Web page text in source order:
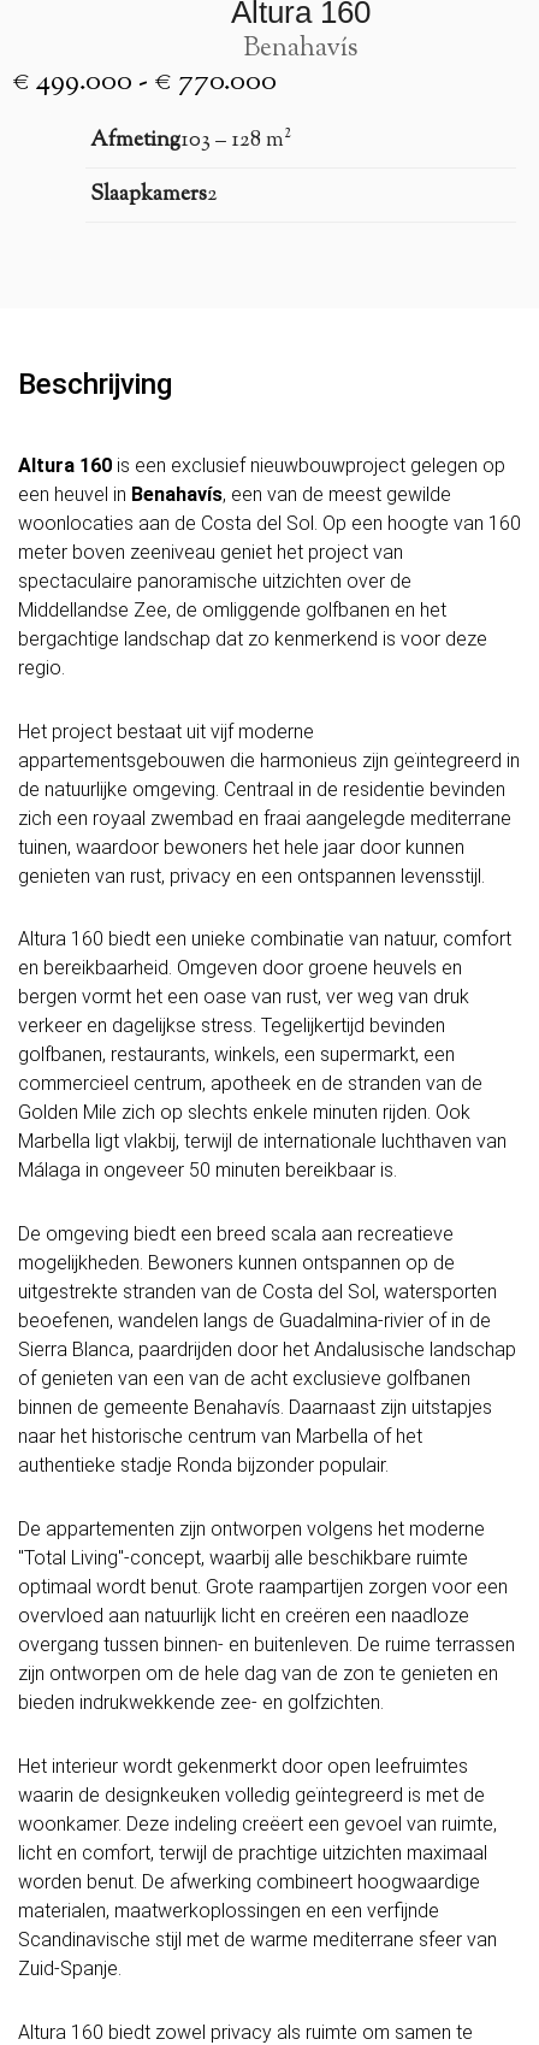
Altura 160
Benahavís
€ 499.000 - € 770.000
Afmeting103 – 128 m²
Slaapkamers2
Beschrijving
Altura 160 is een exclusief nieuwbouwproject gelegen op
een heuvel in Benahavís, een van de meest gewilde
woonlocaties aan de Costa del Sol. Op een hoogte van 160
meter boven zeeniveau geniet het project van
spectaculaire panoramische uitzichten over de
Middellandse Zee, de omliggende golfbanen en het
bergachtige landschap dat zo kenmerkend is voor deze
regio.
Het project bestaat uit vijf moderne
appartementsgebouwen die harmonieus zijn geïntegreerd in
de natuurlijke omgeving. Centraal in de residentie bevinden
zich een royaal zwembad en fraai aangelegde mediterrane
tuinen, waardoor bewoners het hele jaar door kunnen
genieten van rust, privacy en een ontspannen levensstijl.
Altura 160 biedt een unieke combinatie van natuur, comfort
en bereikbaarheid. Omgeven door groene heuvels en
bergen vormt het een oase van rust, ver weg van druk
verkeer en dagelijkse stress. Tegelijkertijd bevinden
golfbanen, restaurants, winkels, een supermarkt, een
commercieel centrum, apotheek en de stranden van de
Golden Mile zich op slechts enkele minuten rijden. Ook
Marbella ligt vlakbij, terwijl de internationale luchthaven van
Málaga in ongeveer 50 minuten bereikbaar is.
De omgeving biedt een breed scala aan recreatieve
mogelijkheden. Bewoners kunnen ontspannen op de
uitgestrekte stranden van de Costa del Sol, watersporten
beoefenen, wandelen langs de Guadalmina-rivier of in de
Sierra Blanca, paardrijden door het Andalusische landschap
of genieten van een van de acht exclusieve golfbanen
binnen de gemeente Benahavís. Daarnaast zijn uitstapjes
naar het historische centrum van Marbella of het
authentieke stadje Ronda bijzonder populair.
De appartementen zijn ontworpen volgens het moderne
"Total Living"-concept, waarbij alle beschikbare ruimte
optimaal wordt benut. Grote raampartijen zorgen voor een
overvloed aan natuurlijk licht en creëren een naadloze
overgang tussen binnen- en buitenleven. De ruime terrassen
zijn ontworpen om de hele dag van de zon te genieten en
bieden indrukwekkende zee- en golfzichten.
Het interieur wordt gekenmerkt door open leefruimtes
waarin de designkeuken volledig geïntegreerd is met de
woonkamer. Deze indeling creëert een gevoel van ruimte,
licht en comfort, terwijl de prachtige uitzichten maximaal
worden benut. De afwerking combineert hoogwaardige
materialen, maatwerkoplossingen en een verfijnde
Scandinavische stijl met de warme mediterrane sfeer van
Zuid-Spanje.
Altura 160 biedt zowel privacy als ruimte om samen te